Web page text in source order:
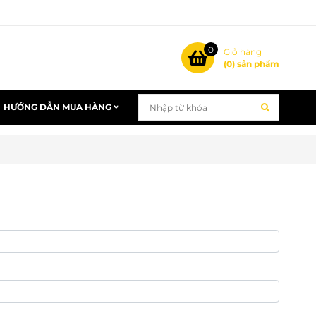
0
Giỏ hàng
(0) sản phẩm
HƯỚNG DẪN MUA HÀNG